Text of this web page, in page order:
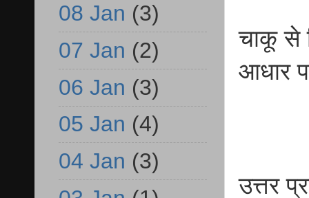
चाकू से
आधार
उत्तर
08 Jan (3)
07 Jan (2)
06 Jan (3)
05 Jan (4)
04 Jan (3)